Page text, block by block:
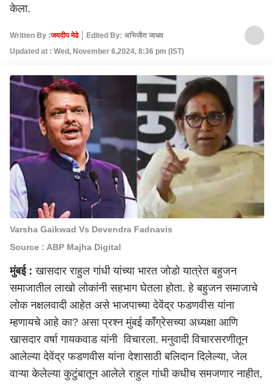
केला.
Written By :जयदीप मेढे
Edited By: अभिजीत जाधव
Updated at : Wed, November 6,2024, 8:36 pm (IST)
Varsha Gaikwad Vs Devendra Fadnavis
Source : ABP Majha Digital
मुंबई : खासदार राहुल गांधी यांच्या भारत जोडो यात्रेत बहुजन
समाजातील लाखो लोकांनी सहभाग घेतला होता. हे बहुजन समाजाचे
लोक नक्षलवादी आहेत असे भाजपाच्या देवेंद्र फडणवीस यांना
म्हणायचे आहे का? असा प्रश्न मुंबई काँग्रेसच्या अध्यक्षा आणि
खासदार वर्षा गायकवाड यांनी विचारला. मनुवादी विचारसरणीतून
आलेल्या देवेंद्र फडणवीस यांना देशासाठी बलिदान दिलेल्या, जेल
वाऱ्या केलेल्या कुटुंबातून आलेले राहुल गांधी कधीच समजणार नाहीत,